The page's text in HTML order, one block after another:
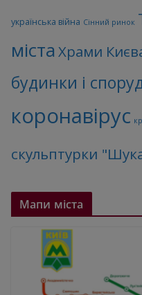
українська війна Сінний ринок
міста Храми
будинки і
коронавірус
скульптурки
Мапи міста